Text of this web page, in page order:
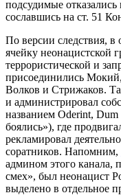
подсудимые
сославшись на ст. 51
По версии следствия, в
ячейку неонацистской
террористической и
присоединились
Волков и Стрижаков.
и администрировал
названием Oderint,
боялись»), где
рекламировал
соратников. Напомним,
админом этого
смех», был неонацист
выделено в отдельное